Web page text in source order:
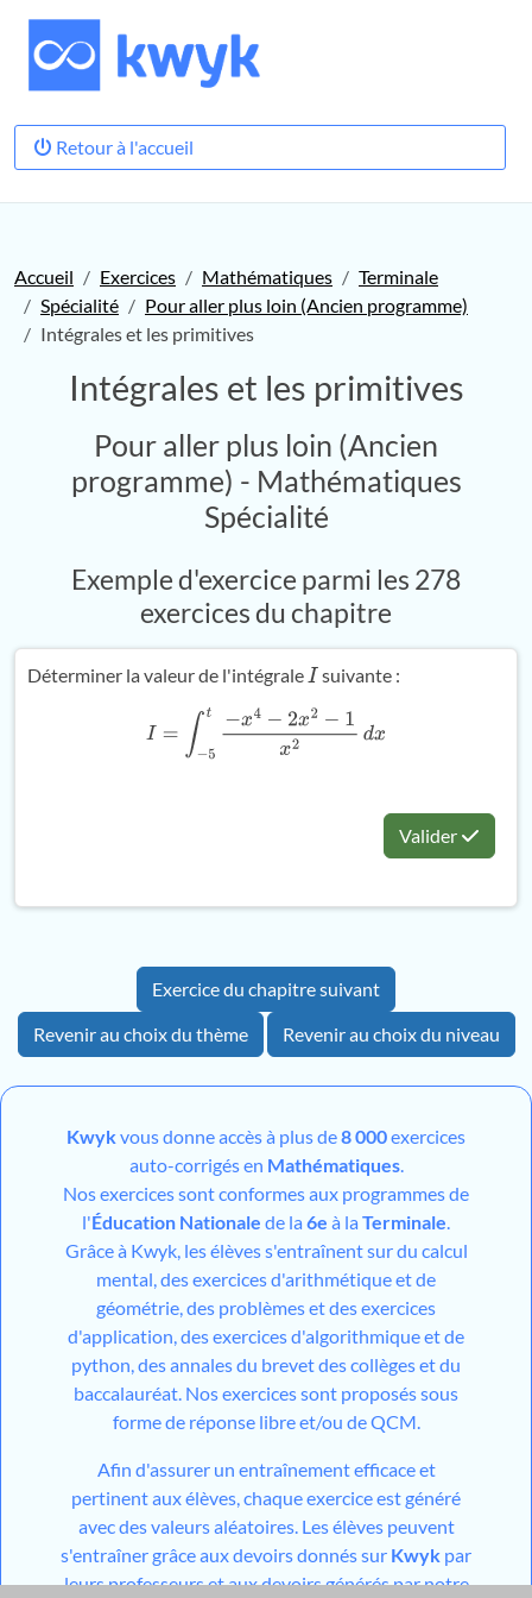
Retour à l'accueil
Accueil Exercices Mathématiques
Terminale
Spécialité
Pour aller plus loin (Ancien programme)
Intégrales et les primitives
Intégrales et les primitives
Pour aller plus loin (Ancien
programme) - Mathématiques
Spécialité
Exemple d'exercice parmi les 278
exercices du chapitre
Déterminer la valeur de l'intégraleI suivante :
∫−5 −x4− 2x 2−1 x2 dx
Valider
Exercice du chapitre suivant
Revenir au choix du thème
Revenir au choix du niveau
Kwykvous donne accès à plus de8 000exercices
auto-corrigés en Mathématiques.
Nos exercices sont conformes aux programmes de
l'Éducation Nationale de la 6e à la Terminale.
Grâce à Kwyk, les élèves s'entraînent sur du calcul
mental, des exercices d'arithmétique et de
géométrie, des problèmes et des exercices
d'application, des exercices d'algorithmique et de
python, des annales du brevet des collèges et du
baccalauréat. Nos exercices sont proposés sous
forme de réponse libre et/ou de QCM.
Afin d'assurer un entraînement efficace et
pertinent aux élèves, chaque exercice est généré
avec des valeurs aléatoires. Les élèves peuvent
s'entraîner grâce aux devoirs donnés sur Kwyk par
leurs professeurs et aux devoirs générés par notre